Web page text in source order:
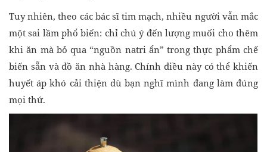
Tuy nhiên, theo các bác sĩ tim mạch, nhiều người vẫn mắc
một sai lầm phổ biến: chỉ chú ý đến lượng muối cho thêm
khi ăn mà bỏ qua “nguồn natri ẩn” trong thực phẩm chế
biến sẵn và đồ ăn nhà hàng. Chính điều này có thể khiến
huyết áp khó cải thiện dù bạn nghĩ mình đang làm đúng
mọi thứ.